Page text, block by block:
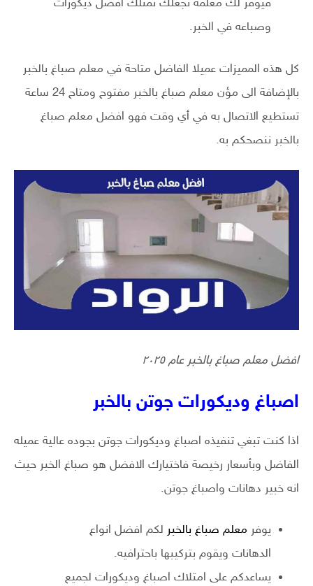
فيوفر لك معلمه تجعلك تمتلك افضل ديكورات
وصباعه في الخبر.
كل هذه المميزات عميلا الفاضل متاحة في معلم صباغ بالخبر
بالإضافة الى مؤن معلم صباغ بالخبر مفتوح ومتاح 24 ساعة
تستطيع الاتصال به في أي وقت فهو افضل معلم صباغ
بالخبر ننصحكم به.
افضل معلم صباغ بالخبر عام ٢٠٢٥
اصباغ وديكورات جوتن بالخبر
اذا كنت تبغي تنفيذه اصباغ وديكورات جوتن بجوده عالية عميله
الفاضل وبأسعار رخيصة فاختيارك الافضل هو صباغ الخبر حيث
انه خبير دهانات واصباغ جوتن.
يوفر معلم صباغ بالخبر لكم افضل انواع
الدهانات ويقوم بتركيبها باحترافيه.
يساعدكم على امتلاك اصباغ وديكورات لجميع